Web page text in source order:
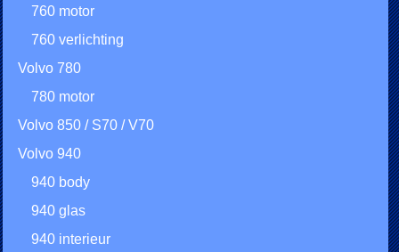
760 motor
760 verlichting
Volvo 780
780 motor
Volvo 850 / S70 / V70
Volvo 940
940 body
940 glas
940 interieur